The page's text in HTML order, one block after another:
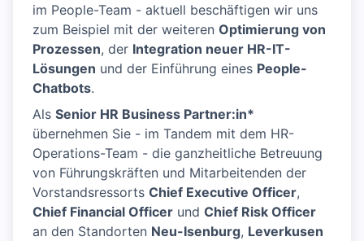
im People-Team - aktuell beschäftigen wir uns
zum Beispiel mit der weiteren Optimierung von
Prozessen, der Integration neuer HR-IT-
Lösungen und der Einführung eines People-
Chatbots.
Als Senior HR Business Partner:in*
übernehmen Sie - im Tandem mit dem HR-
Operations-Team - die ganzheitliche Betreuung
von Führungskräften und Mitarbeitenden der
Vorstandsressorts Chief Executive Officer,
Chief Financial Officer und Chief Risk Officer
an den Standorten Neu-Isenburg, Leverkusen